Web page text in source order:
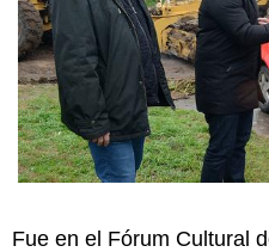
Fue en el Fórum Cultural